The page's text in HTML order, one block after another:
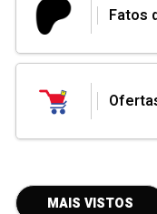
Fatos
MAIS VISTOS